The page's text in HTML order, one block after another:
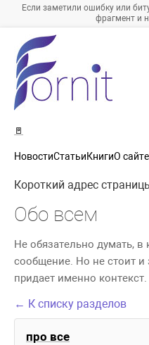
Если заметили ошибку или
фрагмент и
🚪
НовостиСтатьиКнигиО сайте
Короткий адрес
Обо всем
Не обязательно думать,
сообщение. Но не стоит
придает именно контекст.
← К списку разделов
про все